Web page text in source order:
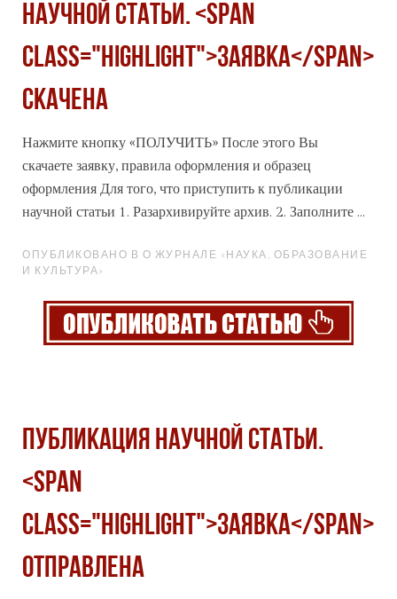
научной статьи. <span
class="highlight">Заявка</span>
скачена
Нажмите кнопку «ПОЛУЧИТЬ» После этого Вы
скачаете заявку, правила оформления и образец
оформления Для того, что приступить к публикации
научной статьи 1. Разархивируйте архив. 2. Заполните ...
ОПУБЛИКОВАНО В О ЖУРНАЛЕ «НАУКА, ОБРАЗОВАНИЕ
И КУЛЬТУРА»
Публикация научной статьи.
<span
class="highlight">Заявка</span>
отправлена